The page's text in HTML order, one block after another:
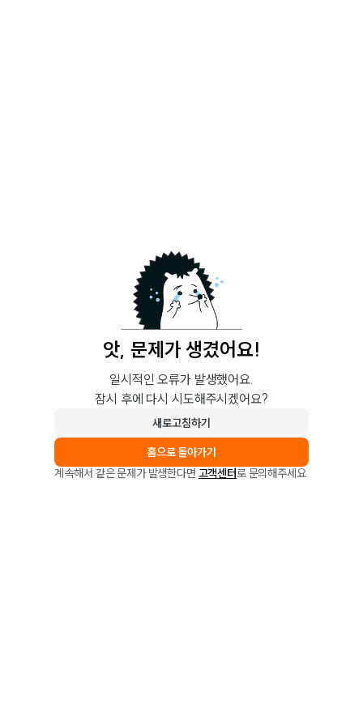
앗, 문제가 생겼어요!
일시적인 오류가 발생했어요.
잠시 후에 다시 시도해주시겠어요?
새로고침하기
홈으로 돌아가기
계속해서 같은 문제가 발생한다면 고객센터로 문의해주세요.